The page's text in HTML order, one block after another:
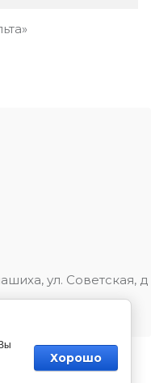
ул. Советская, д
экипировка ТМ
Хорошо